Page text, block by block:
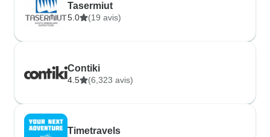
Tasermiut
5.0 (19 avis)
Contiki
4.5 (6,323 avis)
Timetravels